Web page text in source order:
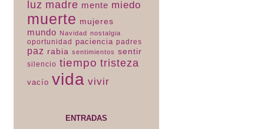
luz madre mente miedo
muerte mujeres
mundo Navidad nostalgia
oportunidad
paciencia padres
paz rabia sentimientos sentir
silencio tiempo tristeza
vacío vida vivir
ENTRADAS